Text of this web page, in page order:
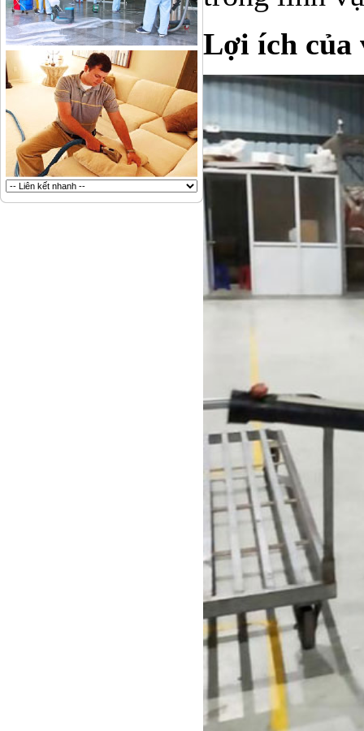
Lợi ích của